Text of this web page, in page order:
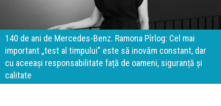
140 de ani de Mercedes-Benz. Ramona Pîrlog: Cel mai
important „test al timpului” este să inovăm constant, dar
cu aceeași responsabilitate față de oameni, siguranță și
calitate